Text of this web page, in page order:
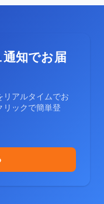
知でお届
リアルタイムでお
リックで簡単登